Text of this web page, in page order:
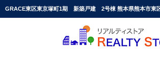
GRACE東区東京塚町1期 新築戸建 2号棟 熊本県熊本市東